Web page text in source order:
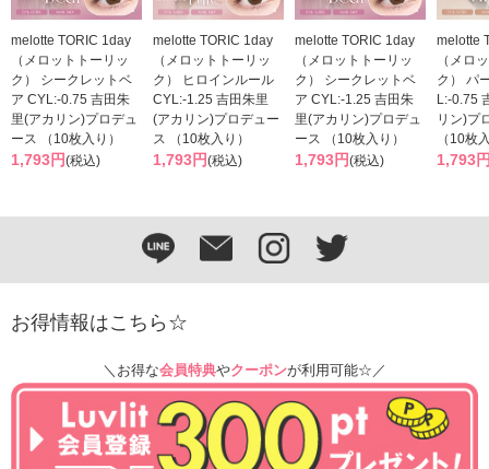
melotte TORIC 1day
（メロットトーリッ
ク） シークレットベ
ア CYL:-0.75 吉田朱
里(アカリン)プロデュ
ース （10枚入り）
1,793円(税込)
melotte TORIC 1day
（メロットトーリッ
ク） ヒロインルール
CYL:-1.25 吉田朱里
(アカリン)プロデュー
ス （10枚入り）
1,793円(税込)
melotte TORIC 1day
（メロットトーリッ
ク） シークレットベ
ア CYL:-1.25 吉田朱
里(アカリン)プロデュ
ース （10枚入り）
1,793円(税込)
melotte
（メロ
ク） パ
L:-0.75
リン)プ
（10枚
1,793
お得情報はこちら☆
＼お得な会員特典やクーポンが利用可能☆／